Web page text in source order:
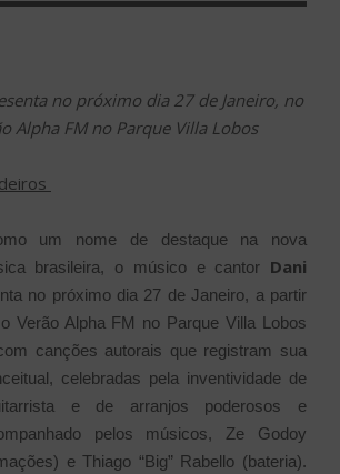
no próximo dia 27 de Janeiro, no
Alpha FM no Parque Villa Lobos
um nome de destaque na nova
brasileira, o músico e cantor Dani
no próximo dia 27 de Janeiro, a partir
Verão Alpha FM no Parque Villa Lobos
canções autorais que registram sua
celebradas pela inventividade de
e de arranjos poderosos e
pelos músicos, Ze Godoy
e Thiago “Big” Rabello (bateria).